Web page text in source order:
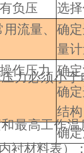
负压
选
流量、 确
量
作压力 确
确
结
确
力必须小
最高工作
衬材料表）